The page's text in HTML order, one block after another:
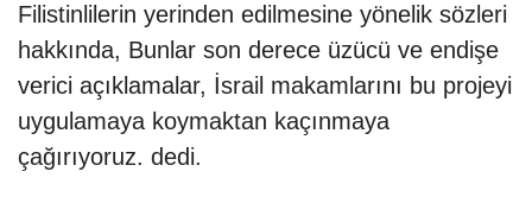
Filistinlilerin yerinden edilmesine yönelik sözleri
hakkında, Bunlar son derece üzücü ve endişe
verici açıklamalar, İsrail makamlarını bu projeyi
uygulamaya koymaktan kaçınmaya
çağırıyoruz. dedi.